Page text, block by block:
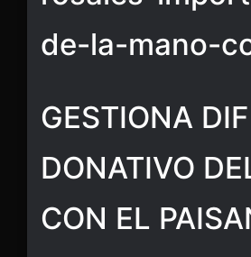
de-la-mano-
GESTIONA
DONATIVO
CON EL